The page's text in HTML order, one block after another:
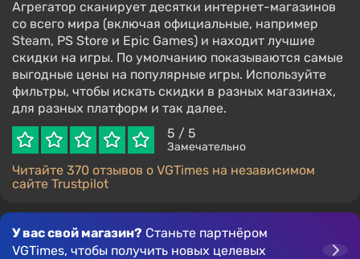
Агрегатор сканирует десятки интернет-магазинов
со всего мира (включая официальные, например
Steam, PS Store и Epic Games) и находит лучшие
скидки на игры. По умолчанию показываются самые
выгодные цены на популярные игры. Используйте
фильтры, чтобы искать скидки в разных магазинах,
для разных платформ и так далее.
5 / 5
Замечательно
Читайте 370 отзывов о VGTimes на независимом
сайте Trustpilot
У вас свой магазин? Станьте партнёром
VGTimes, чтобы получить новых целевых